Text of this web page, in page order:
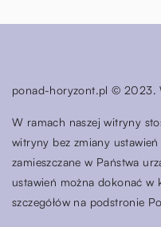
ponad-horyzont.pl © 2023.
W ramach naszej witryny
witryny bez zmiany
zamieszczane w Państwa
ustawień można dokonać w
szczegółów na podstronie